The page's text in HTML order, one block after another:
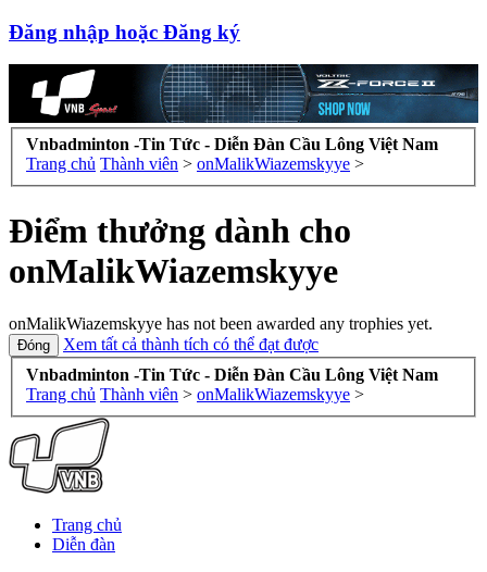
Đăng nhập hoặc Đăng ký
Vnbadminton -Tin Tức - Diễn Đàn Cầu Lông Việt Nam
Trang chủ Thành viên > onMalikWiazemskyye >
Điểm thưởng dành cho
onMalikWiazemskyye
onMalikWiazemskyye has not been awarded any trophies yet.
Xem tất cả thành tích có thể đạt được
Vnbadminton -Tin Tức - Diễn Đàn Cầu Lông Việt Nam
Trang chủ Thành viên > onMalikWiazemskyye >
Trang chủ
Diễn đàn